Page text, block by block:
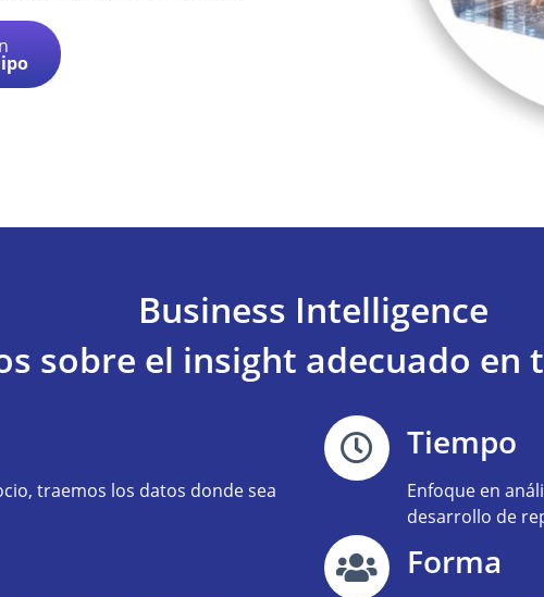
Business Intelligence
sobre el insight adecuado en
traemos los datos donde sea
Tiempo
Enfoque en
desarrollo de
Forma